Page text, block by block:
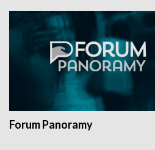
Forum Panoramy